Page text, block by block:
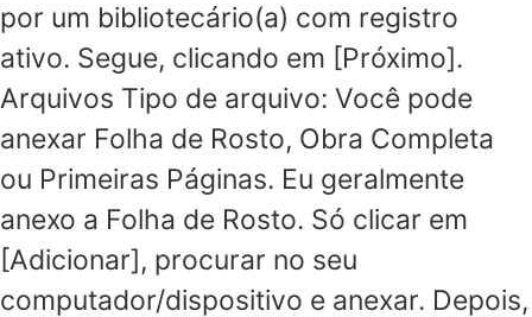
por um bibliotecário(a) com registro
ativo. Segue, clicando em [Próximo].
Arquivos Tipo de arquivo: Você pode
anexar Folha de Rosto, Obra Completa
ou Primeiras Páginas. Eu geralmente
anexo a Folha de Rosto. Só clicar em
[Adicionar], procurar no seu
computador/dispositivo e anexar. Depois,